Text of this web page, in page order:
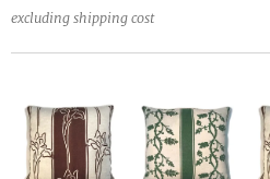
excluding shipping cost